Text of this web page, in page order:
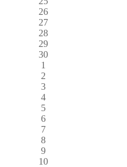
26
27
28
29
30
1
2
3
4
5
6
7
8
9
10